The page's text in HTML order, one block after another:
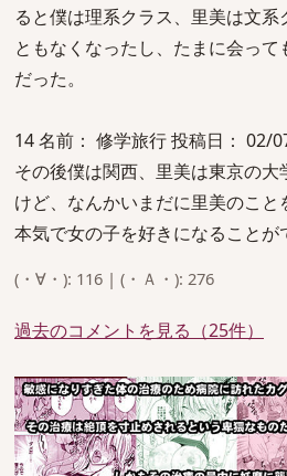
ると僕は理系クラス、里美は文系
ともなくなったし、たまに会って
だった。
14 名前： 修学旅行 投稿日： 02/
その後僕は関西、里美は東京の
けど、なんかいまだに里美のこと
本気で女の子を好きになることが
(・∀・): 116 | (・Ａ・): 276
過去のコメントを見る（25件）